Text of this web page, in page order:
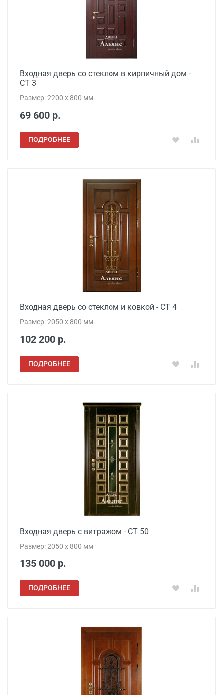
Входная дверь со стеклом в кирпичный дом -
СТ 3
Размер: 2200 x 800 мм
69 600 р.
ПОДРОБНЕЕ
Входная дверь со стеклом и ковкой - СТ 4
Размер: 2050 x 800 мм
102 200 р.
ПОДРОБНЕЕ
Входная дверь с витражом - СТ 50
Размер: 2050 x 800 мм
135 000 р.
ПОДРОБНЕЕ